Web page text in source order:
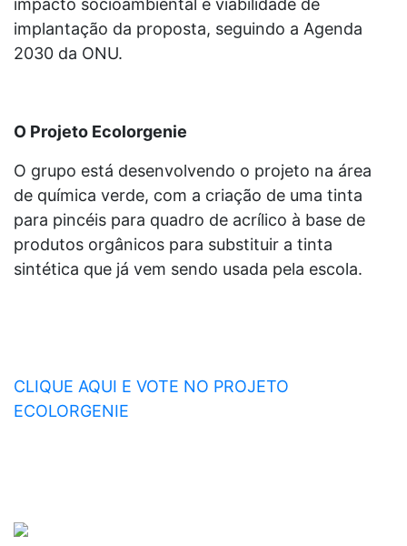
implantação da proposta, seguindo a Agenda
2030 da ONU.
O Projeto Ecolorgenie
O grupo está desenvolvendo o projeto na área
de química verde, com a criação de uma tinta
para pincéis para quadro de acrílico à base de
produtos orgânicos para substituir a tinta
sintética que já vem sendo usada pela escola.
CLIQUE AQUI E VOTE NO PROJETO
ECOLORGENIE